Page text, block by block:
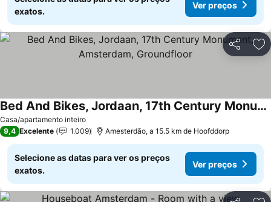
exatos.
Ver preços
Partilhar
Casa/apartamento inteiro
Bed And Bikes, Jordaan, 17th Century Monument, Amsterdam, Groundfloor
9,4 Excelente 1.009 Amesterdão, a 15.5 km de Hoofddorp
Selecione as datas para ver os preços
exatos.
Ver preços